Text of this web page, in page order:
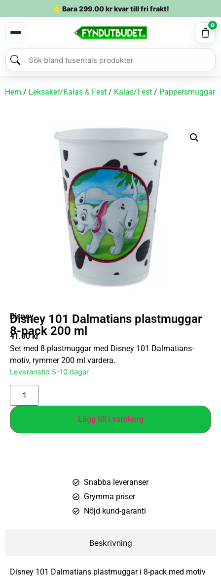
⭐ Bara299.00krkvar till fri frakt!
0
Hem / Leksaker/Kalas & Fest / Kalas/Fest / Pappersmuggar/
Disney
Disney 101 Dalmatians plastmuggar
8-pack 200 ml
41.00kr
Set med 8 plastmuggar med Disney 101 Dalmatians-
motiv, rymmer 200 ml vardera.
Leveranstid 5-10 dagar
Lägg till i varukorg
Snabba leveranser
Grymma priser
Nöjd kund-garanti
Beskrivning
Disney 101 Dalmatians plastmuggar i 8-pack med motiv